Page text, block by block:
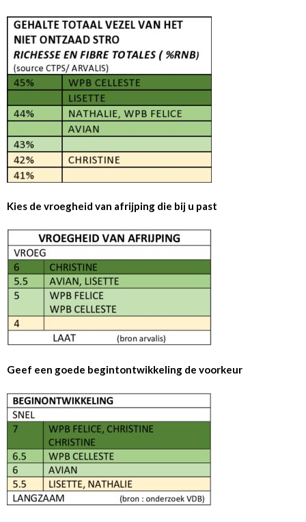
Kies de vroegheid van afrijping die bij u past
Geef een goede begintontwikkeling de voorkeur